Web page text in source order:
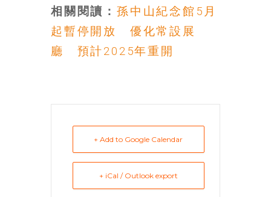
相關閱讀： 孫中山紀念館5月
起暫停開放 優化常設展
廳 預計2025年重開
+ Add to Google Calendar
+ iCal / Outlook export